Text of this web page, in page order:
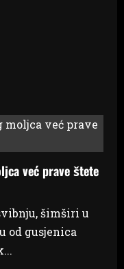
već prave štete
šimširi u
od gusjenica